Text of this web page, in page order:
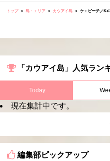
トップ 島・エリア カウアイ島 ケエビーチ／
「カウアイ島」人気ラン
Today
現在集計中です。
編集部ピックアップ